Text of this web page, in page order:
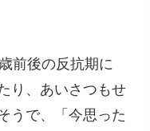
前後の反抗期に
り、あいさつもせ
うで、「今思った